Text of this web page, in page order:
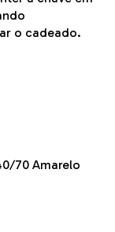
o cadeado.
70 Amarelo